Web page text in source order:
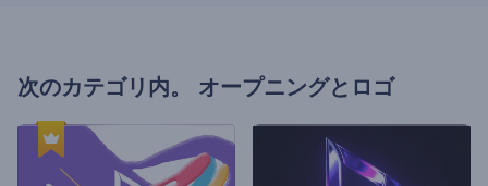
次のカテゴリ内。 オープニングとロゴ